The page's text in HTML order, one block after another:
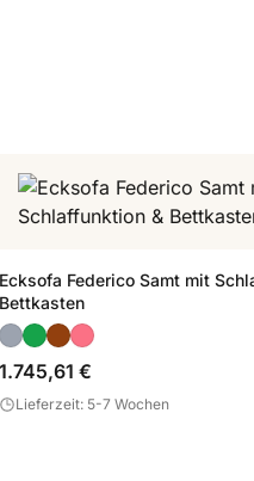
Ecksofa Federico Samt mit
Bettkasten
1.745,61 €
Lieferzeit: 5-7 Wochen